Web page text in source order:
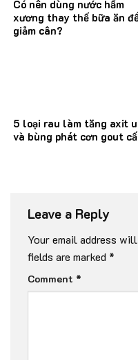
Có nên dùng nước hầm
xương thay thế bữa ăn
giảm cân?
5 loại rau làm tăng axit
và bùng phát cơn gout
Leave a Reply
Your email address
fields are marked *
Comment *